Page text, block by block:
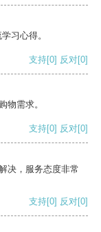
习心得。
支持[0] 反对[0]
物需求。
支持[0] 反对[0]
决，服务态度非常
支持[0] 反对[0]